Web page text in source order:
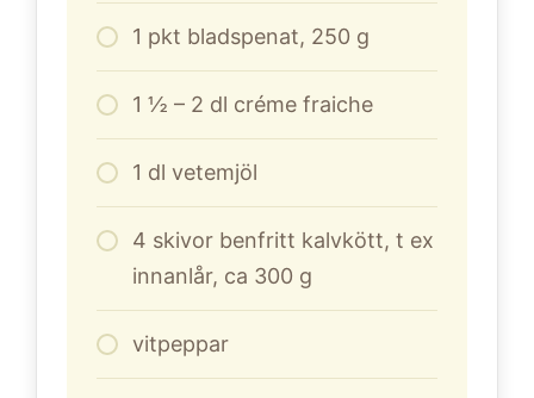
1 pkt bladspenat, 250 g
1 ½ – 2 dl créme fraiche
1 dl vetemjöl
4 skivor benfritt kalvkött, t ex
innanlår, ca 300 g
vitpeppar